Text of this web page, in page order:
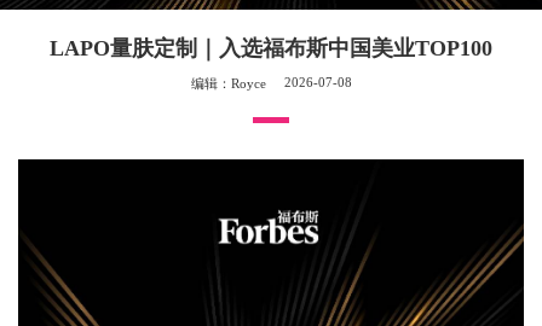
LAPO量肤定制｜入选福布斯中国美业TOP100
编辑：Royce 2026-07-08